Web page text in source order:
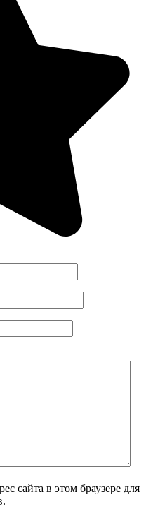
сайта в этом браузере для